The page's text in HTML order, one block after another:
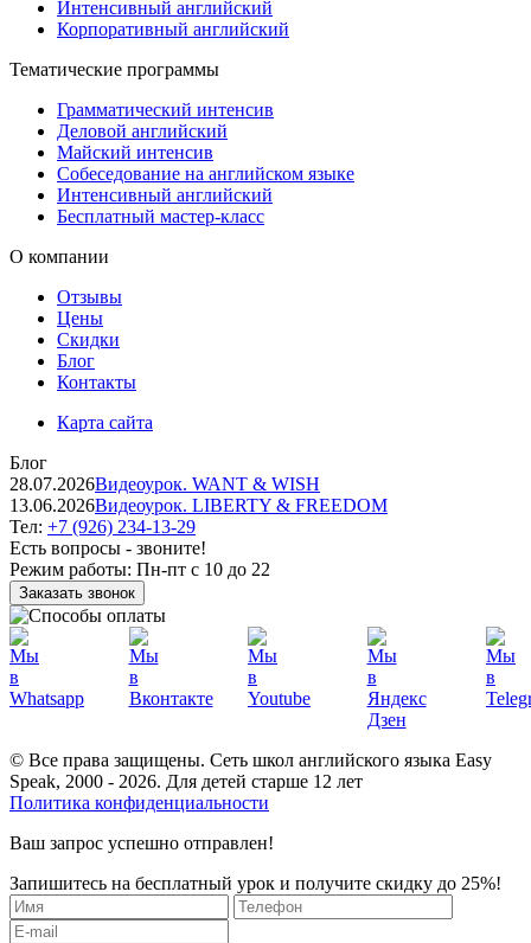
Интенсивный английский
Корпоративный английский
Тематические программы
Грамматический интенсив
Деловой английский
Майский интенсив
Собеседование на английском языке
Интенсивный английский
Бесплатный мастер-класс
О компании
Отзывы
Цены
Скидки
Блог
Контакты
Карта сайта
Блог
28.07.2026Видеоурок. WANT & WISH
13.06.2026Видеоурок. LIBERTY & FREEDOM
Тел: +7 (926) 234-13-29
Есть вопросы - звоните!
Режим работы: Пн-пт с 10 до 22
Заказать звонок
© Все права защищены. Сеть школ английского языка Easy
Speak, 2000 - 2026. Для детей старше 12 лет
Политика конфиденциальности
Ваш запрос успешно отправлен!
Запишитесь на бесплатный урок и получите скидку до 25%!